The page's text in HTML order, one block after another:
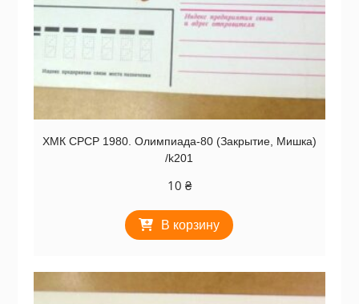
ХМК СРСР 1980. Олимпиада-80 (Закрытие, Мишка)
/k201
10 ₴
В корзину